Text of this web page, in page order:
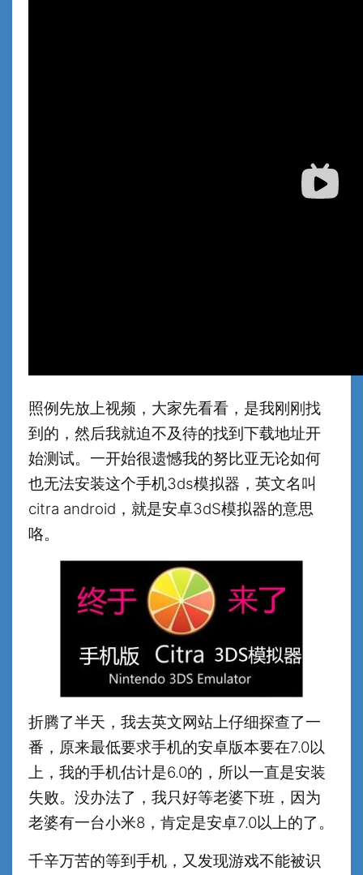
照例先放上视频，大家先看看，是我刚刚找
到的，然后我就迫不及待的找到下载地址开
始测试。一开始很遗憾我的努比亚无论如何
也无法安装这个手机3ds模拟器，英文名叫
citra android，就是安卓3dS模拟器的意思
咯。
折腾了半天，我去英文网站上仔细探查了一
番，原来最低要求手机的安卓版本要在7.0以
上，我的手机估计是6.0的，所以一直是安装
失败。没办法了，我只好等老婆下班，因为
老婆有一台小米8，肯定是安卓7.0以上的了。
千辛万苦的等到手机，又发现游戏不能被识